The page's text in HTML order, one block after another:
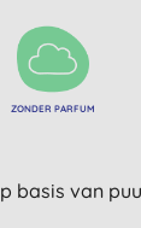
ZONDER PARFUM
basis van